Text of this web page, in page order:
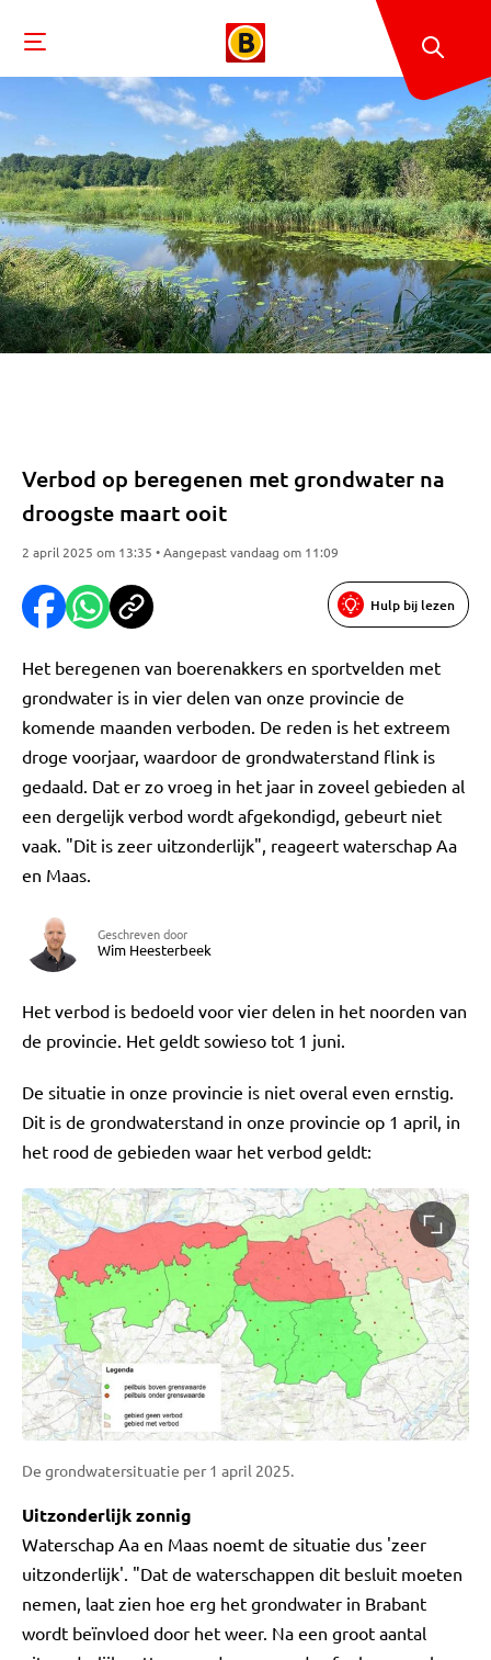
Verbod op beregenen met grondwater na
droogste maart ooit
2 april 2025 om 13:35 • Aangepast vandaag om 11:09
Hulp bij lezen
Het beregenen van boerenakkers en sportvelden met
grondwater is in vier delen van onze provincie de
komende maanden verboden. De reden is het extreem
droge voorjaar, waardoor de grondwaterstand flink is
gedaald. Dat er zo vroeg in het jaar in zoveel gebieden al
een dergelijk verbod wordt afgekondigd, gebeurt niet
vaak. "Dit is zeer uitzonderlijk", reageert waterschap Aa
en Maas.
Geschreven door
Wim Heesterbeek
Het verbod is bedoeld voor vier delen in het noorden van
de provincie. Het geldt sowieso tot 1 juni.
De situatie in onze provincie is niet overal even ernstig.
Dit is de grondwaterstand in onze provincie op 1 april, in
het rood de gebieden waar het verbod geldt:
De grondwatersituatie per 1 april 2025.
Uitzonderlijk zonnig
Waterschap Aa en Maas noemt de situatie dus 'zeer
uitzonderlijk'. "Dat de waterschappen dit besluit moeten
nemen, laat zien hoe erg het grondwater in Brabant
wordt beïnvloed door het weer. Na een groot aantal